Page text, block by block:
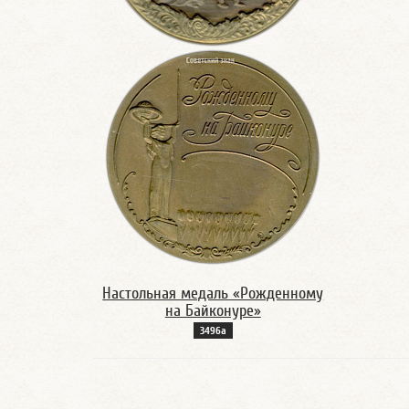
Настольная медаль «Рожденному
на Байконуре»
3496а